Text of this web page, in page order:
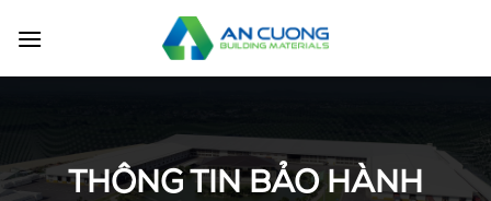
đến
THÔNG TIN BẢO HÀNH